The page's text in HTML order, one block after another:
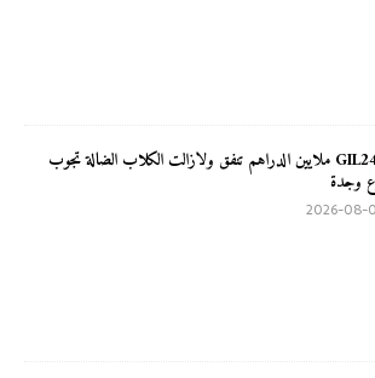
GIL24-TV ملايين الدراهم تنفق ولازالت الكلاب الضالة تجوب
وجدة
2026-08-